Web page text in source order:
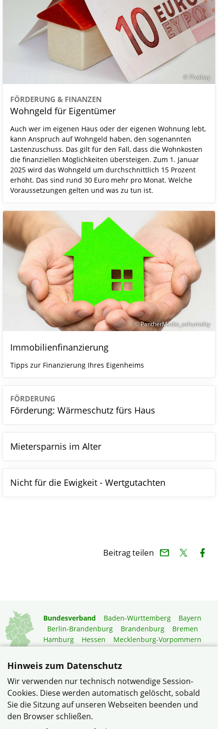
© Pixabay
FÖRDERUNG & FINANZEN
Wohngeld für Eigentümer
Auch wer im eigenen Haus oder der eigenen Wohnung lebt,
kann Anspruch auf Wohngeld haben, den sogenannten
Lastenzuschuss. Das gilt für den Fall, dass die Wohnkosten
die finanziellen Möglichkeiten übersteigen. Zum 1. Januar
2025 wird das Wohngeld um durchschnittlich 15 Prozent
erhöht. Das sind rund 30 Euro mehr pro Monat. Welche
Voraussetzungen gelten und was zu tun ist.
© PantherMedia_ashumskiy
Immobilienfinanzierung
Tipps zur Finanzierung Ihres Eigenheims
FÖRDERUNG
Förderung: Wärmeschutz fürs Haus
Mietersparnis im Alter
Nicht für die Ewigkeit - Wertgutachten
Beitrag teilen
Bundesverband Baden-Württemberg
Bayern
Berlin-Brandenburg
Brandenburg
Bremen
Hamburg
Hessen
Mecklenburg-Vorpommern
Rheinland-Pfalz
Sachsen-Anhalt
Schleswig-Holstein
Mitgliedermagazin
Gartenberatung
© Verband Wohneigentum e.V. |
Hinweis zum Datenschutz
Wir verwenden nur technisch notwendige Session-
Cookies. Diese werden automatisch gelöscht, sobald
Sie die Sitzung auf unseren Webseiten beenden und
den Browser schließen.